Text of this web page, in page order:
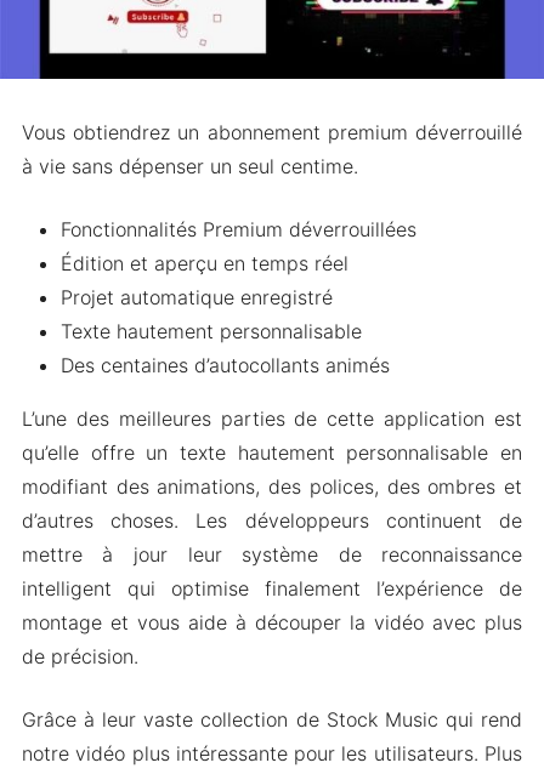
Vous obtiendrez un abonnement premium déverrouillé
à vie sans dépenser un seul centime.
Fonctionnalités Premium déverrouillées
Édition et aperçu en temps réel
Projet automatique enregistré
Texte hautement personnalisable
Des centaines d’autocollants animés
L’une des meilleures parties de cette application est
qu’elle offre un texte hautement personnalisable en
modifiant des animations, des polices, des ombres et
d’autres choses. Les développeurs continuent de
mettre à jour leur système de reconnaissance
intelligent qui optimise finalement l’expérience de
montage et vous aide à découper la vidéo avec plus
de précision.
Grâce à leur vaste collection de Stock Music qui rend
notre vidéo plus intéressante pour les utilisateurs. Plus